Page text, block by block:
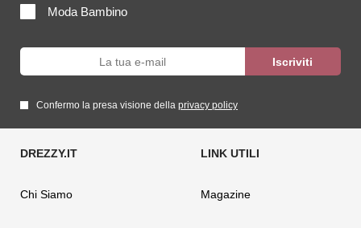
Moda Bambino
Confermo la presa visione della privacy policy
Chi Siamo Magazine